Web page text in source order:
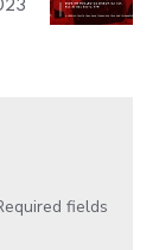
fields